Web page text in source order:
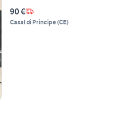
90 €
Casal di Principe(CE)